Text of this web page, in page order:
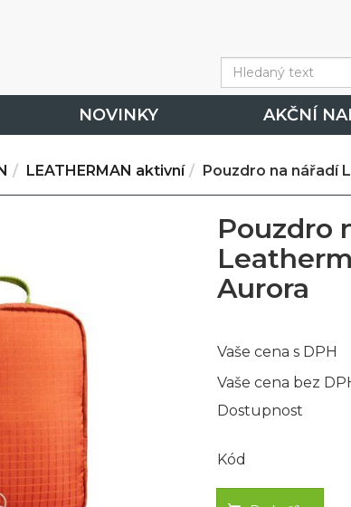
NOVINKY AKČNÍ
LEATHERMAN aktivní Pouzdro na nářadí
Pouzdro
Aurora
Vaše cena s DPH
Vaše cena bez
Dostupnost
Kód